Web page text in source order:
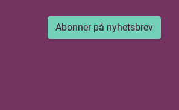
Abonner på nyhetsbrev